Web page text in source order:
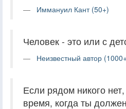
Иммануил Кант (50+)
Человек - это или с
Неизвестный автор
Если рядом никого
время, когда ты